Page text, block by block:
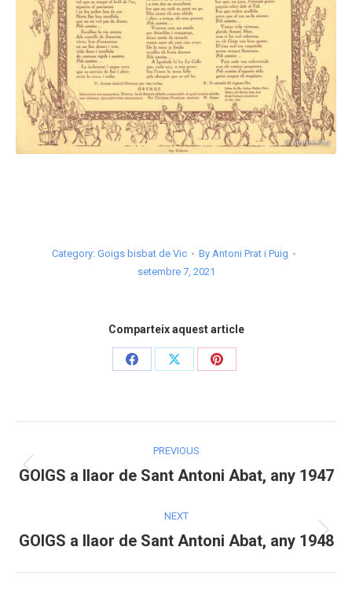
Category: Goigs bisbat de Vic By Antoni Prat i Puig
setembre 7, 2021
Comparteix aquest article
Share
Share
Share
navigation
PREVIOUS
Previous
GOIGS a llaor de Sant Antoni Abat, any 1947
NEXT
Next
GOIGS a llaor de Sant Antoni Abat, any 1948